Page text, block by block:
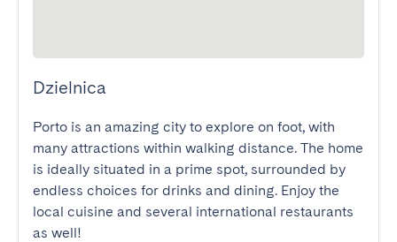
Dzielnica
Porto is an amazing city to explore on foot, with
many attractions within walking distance. The home
is ideally situated in a prime spot, surrounded by
endless choices for drinks and dining. Enjoy the
local cuisine and several international restaurants
as well!